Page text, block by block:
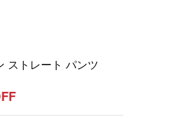
ストレート パンツ